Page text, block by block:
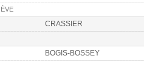
CRASSIER
BOGIS-BOSSEY